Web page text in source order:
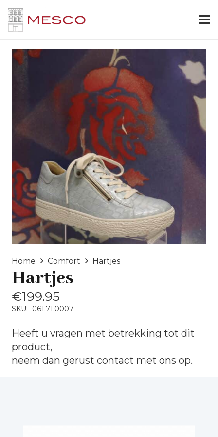
Home Comfort Hartjes
Hartjes
€199.95
SKU: 061.71.0007
Heeft u vragen met betrekking tot dit
product,
neem dan gerust contact met ons op.